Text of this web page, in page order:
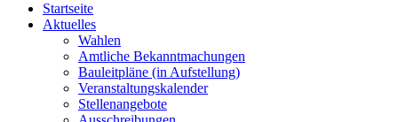
Startseite
Aktuelles
Wahlen
Amtliche Bekanntmachungen
Bauleitpläne (in Aufstellung)
Veranstaltungskalender
Stellenangebote